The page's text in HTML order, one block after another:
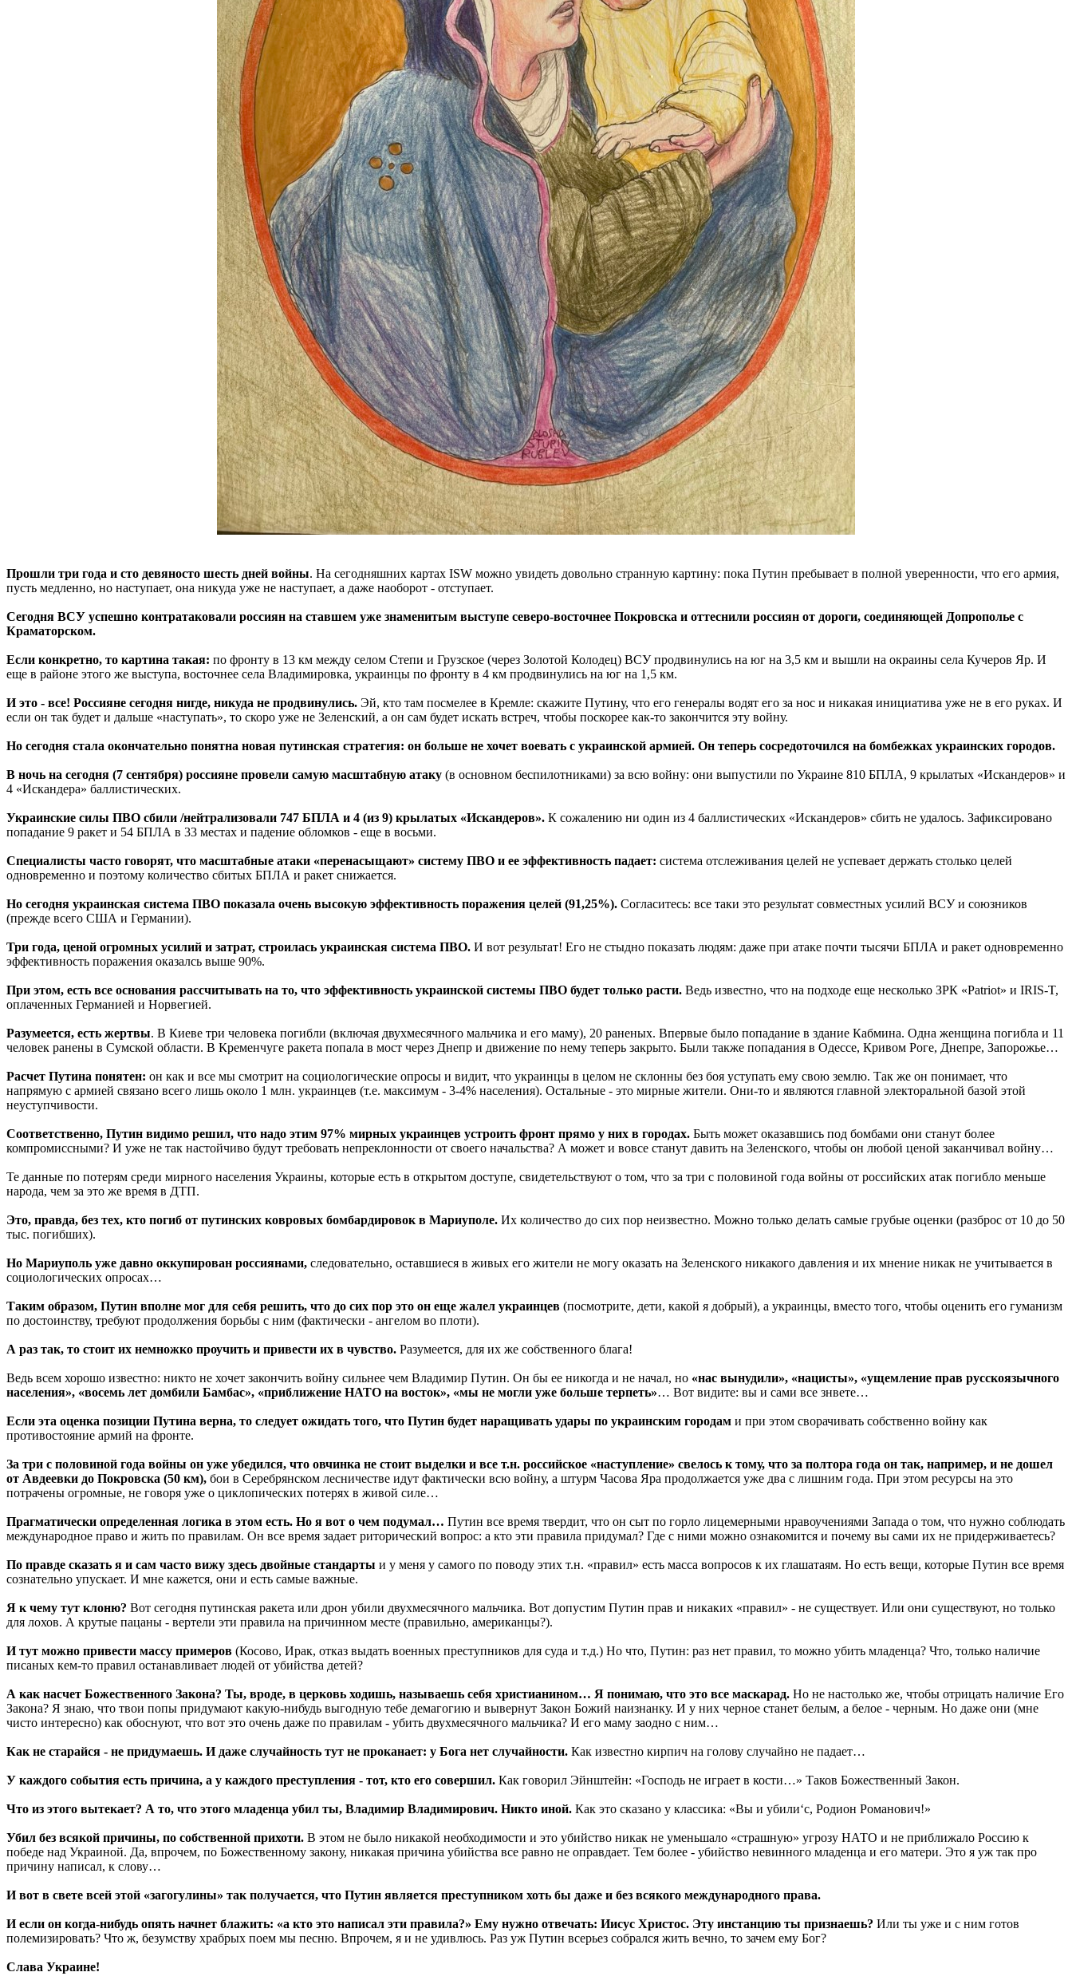
Прошли три года и сто девяносто шесть дней войны. На сегодняшних картах ISW можно увидеть довольно странную картину: пока Путин пребывает в полной уверенности, что его армия,
пусть медленно, но наступает, она никуда уже не наступает, а даже наоборот - отступает.
Сегодня ВСУ успешно контратаковали россиян на ставшем уже знаменитым выступе северо-восточнее Покровска и оттеснили россиян от дороги, соединяющей Допрополье с
Краматорском.
Если конкретно, то картина такая: по фронту в 13 км между селом Степи и Грузское (через Золотой Колодец) ВСУ продвинулись на юг на 3,5 км и вышли на окраины села Кучеров Яр. И
еще в районе этого же выступа, восточнее села Владимировка, украинцы по фронту в 4 км продвинулись на юг на 1,5 км.
И это - все! Россияне сегодня нигде, никуда не продвинулись. Эй, кто там посмелее в Кремле: скажите Путину, что его генералы водят его за нос и никакая инициатива уже не в его руках. И
если он так будет и дальше «наступать», то скоро уже не Зеленский, а он сам будет искать встреч, чтобы поскорее как-то закончится эту войну.
Но сегодня стала окончательно понятна новая путинская стратегия: он больше не хочет воевать с украинской армией. Он теперь сосредоточился на бомбежках украинских городов.
В ночь на сегодня (7 сентября) россияне провели самую масштабную атаку (в основном беспилотниками) за всю войну: они выпустили по Украине 810 БПЛА, 9 крылатых «Искандеров» и
4 «Искандера» баллистических.
Украинские силы ПВО сбили /нейтрализовали 747 БПЛА и 4 (из 9) крылатых «Искандеров». К сожалению ни один из 4 баллистических «Искандеров» сбить не удалось. Зафиксировано
попадание 9 ракет и 54 БПЛА в 33 местах и падение обломков - еще в восьми.
Специалисты часто говорят, что масштабные атаки «перенасыщают» систему ПВО и ее эффективность падает: система отслеживания целей не успевает держать столько целей
одновременно и поэтому количество сбитых БПЛА и ракет снижается.
Но сегодня украинская система ПВО показала очень высокую эффективность поражения целей (91,25%). Согласитесь: все таки это результат совместных усилий ВСУ и союзников
(прежде всего США и Германии).
Три года, ценой огромных усилий и затрат, строилась украинская система ПВО. И вот результат! Его не стыдно показать людям: даже при атаке почти тысячи БПЛА и ракет одновременно
эффективность поражения оказалсь выше 90%.
При этом, есть все основания рассчитывать на то, что эффективность украинской системы ПВО будет только расти. Ведь известно, что на подходе еще несколько ЗРК «Patriot» и IRIS-T,
оплаченных Германией и Норвегией.
Разумеется, есть жертвы. В Киеве три человека погибли (включая двухмесячного мальчика и его маму), 20 раненых. Впервые было попадание в здание Кабмина. Одна женщина погибла и 11
человек ранены в Сумской области. В Кременчуге ракета попала в мост через Днепр и движение по нему теперь закрыто. Были также попадания в Одессе, Кривом Роге, Днепре, Запорожье…
Расчет Путина понятен: он как и все мы смотрит на социологические опросы и видит, что украинцы в целом не склонны без боя уступать ему свою землю. Так же он понимает, что
напрямую с армией связано всего лишь около 1 млн. украинцев (т.е. максимум - 3-4% населения). Остальные - это мирные жители. Они-то и являются главной электоральной базой этой
неуступчивости.
Соответственно, Путин видимо решил, что надо этим 97% мирных украинцев устроить фронт прямо у них в городах. Быть может оказавшись под бомбами они станут более
компромиссными? И уже не так настойчиво будут требовать непреклонности от своего начальства? А может и вовсе станут давить на Зеленского, чтобы он любой ценой заканчивал войну…
Те данные по потерям среди мирного населения Украины, которые есть в открытом доступе, свидетельствуют о том, что за три с половиной года войны от российских атак погибло меньше
народа, чем за это же время в ДТП.
Это, правда, без тех, кто погиб от путинских ковровых бомбардировок в Мариуполе. Их количество до сих пор неизвестно. Можно только делать самые грубые оценки (разброс от 10 до 50
тыс. погибших).
Но Мариуполь уже давно оккупирован россиянами, следовательно, оставшиеся в живых его жители не могу оказать на Зеленского никакого давления и их мнение никак не учитывается в
социологических опросах…
Таким образом, Путин вполне мог для себя решить, что до сих пор это он еще жалел украинцев (посмотрите, дети, какой я добрый), а украинцы, вместо того, чтобы оценить его гуманизм
по достоинству, требуют продолжения борьбы с ним (фактически - ангелом во плоти).
А раз так, то стоит их немножко проучить и привести их в чувство. Разумеется, для их же собственного блага!
Ведь всем хорошо известно: никто не хочет закончить войну сильнее чем Владимир Путин. Он бы ее никогда и не начал, но «нас вынудили», «нацисты», «ущемление прав русскоязычного
населения», «восемь лет домбили Бамбас», «приближение НАТО на восток», «мы не могли уже больше терпеть»… Вот видите: вы и сами все знвете…
Если эта оценка позиции Путина верна, то следует ожидать того, что Путин будет наращивать удары по украинским городам и при этом сворачивать собственно войну как
противостояние армий на фронте.
За три с половиной года войны он уже убедился, что овчинка не стоит выделки и все т.н. российское «наступление» свелось к тому, что за полтора года он так, например, и не дошел
от Авдеевки до Покровска (50 км), бои в Серебрянском лесничестве идут фактически всю войну, а штурм Часова Яра продолжается уже два с лишним года. При этом ресурсы на это
потрачены огромные, не говоря уже о циклопических потерях в живой силе…
Прагматически определенная логика в этом есть. Но я вот о чем подумал… Путин все время твердит, что он сыт по горло лицемерными нравоучениями Запада о том, что нужно соблюдать
международное право и жить по правилам. Он все время задает риторический вопрос: а кто эти правила придумал? Где с ними можно ознакомится и почему вы сами их не придерживаетесь?
По правде сказать я и сам часто вижу здесь двойные стандарты и у меня у самого по поводу этих т.н. «правил» есть масса вопросов к их глашатаям. Но есть вещи, которые Путин все время
сознательно упускает. И мне кажется, они и есть самые важные.
Я к чему тут клоню? Вот сегодня путинская ракета или дрон убили двухмесячного мальчика. Вот допустим Путин прав и никаких «правил» - не существует. Или они существуют, но только
для лохов. А крутые пацаны - вертели эти правила на причинном месте (правильно, американцы?).
И тут можно привести массу примеров (Косово, Ирак, отказ выдать военных преступников для суда и т.д.) Но что, Путин: раз нет правил, то можно убить младенца? Что, только наличие
писаных кем-то правил останавливает людей от убийства детей?
А как насчет Божественного Закона? Ты, вроде, в церковь ходишь, называешь себя христианином… Я понимаю, что это все маскарад. Но не настолько же, чтобы отрицать наличие Его
Закона? Я знаю, что твои попы придумают какую-нибудь выгодную тебе демагогию и вывернут Закон Божий наизнанку. И у них черное станет белым, а белое - черным. Но даже они (мне
чисто интересно) как обоснуют, что вот это очень даже по правилам - убить двухмесячного мальчика? И его маму заодно с ним…
Как не старайся - не придумаешь. И даже случайность тут не проканает: у Бога нет случайности. Как известно кирпич на голову случайно не падает…
У каждого события есть причина, а у каждого преступления - тот, кто его совершил. Как говорил Эйнштейн: «Господь не играет в кости…» Таков Божественный Закон.
Что из этого вытекает? А то, что этого младенца убил ты, Владимир Владимирович. Никто иной. Как это сказано у классика: «Вы и убили‘с, Родион Романович!»
Убил без всякой причины, по собственной прихоти. В этом не было никакой необходимости и это убийство никак не уменьшало «страшную» угрозу НАТО и не приближало Россию к
победе над Украиной. Да, впрочем, по Божественному закону, никакая причина убийства все равно не оправдает. Тем более - убийство невинного младенца и его матери. Это я уж так про
причину написал, к слову…
И вот в свете всей этой «загогулины» так получается, что Путин является преступником хоть бы даже и без всякого международного права.
И если он когда-нибудь опять начнет блажить: «а кто это написал эти правила?» Ему нужно отвечать: Иисус Христос. Эту инстанцию ты признаешь? Или ты уже и с ним готов
полемизировать? Что ж, безумству храбрых поем мы песню. Впрочем, я и не удивлюсь. Раз уж Путин всерьез собрался жить вечно, то зачем ему Бог?
Слава Украине!